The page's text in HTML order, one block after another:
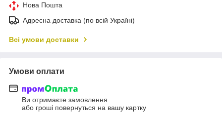
Нова Пошта
Адресна доставка (по всій Україні)
Всі умови доставки
Умови оплати
Ви отримаєте замовлення
або гроші повернуться на вашу картку